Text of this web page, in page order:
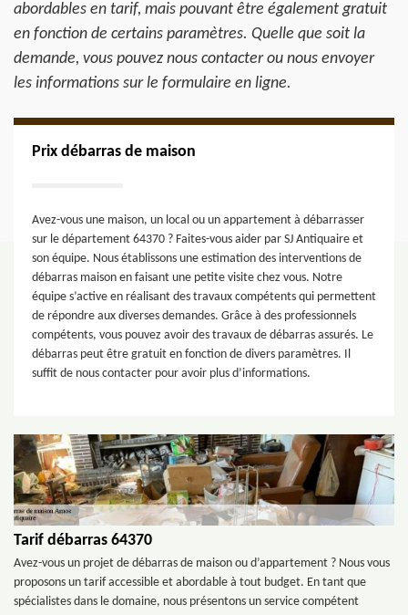
abordables en tarif, mais pouvant être également gratuit
en fonction de certains paramètres. Quelle que soit la
demande, vous pouvez nous contacter ou nous envoyer
les informations sur le formulaire en ligne.
Prix débarras de maison
Avez-vous une maison, un local ou un appartement à débarrasser
sur le département 64370 ? Faites-vous aider par SJ Antiquaire et
son équipe. Nous établissons une estimation des interventions de
débarras maison en faisant une petite visite chez vous. Notre
équipe s’active en réalisant des travaux compétents qui permettent
de répondre aux diverses demandes. Grâce à des professionnels
compétents, vous pouvez avoir des travaux de débarras assurés. Le
débarras peut être gratuit en fonction de divers paramètres. Il
suffit de nous contacter pour avoir plus d’informations.
Tarif débarras 64370
Avez-vous un projet de débarras de maison ou d’appartement ? Nous vous
proposons un tarif accessible et abordable à tout budget. En tant que
spécialistes dans le domaine, nous présentons un service compétent